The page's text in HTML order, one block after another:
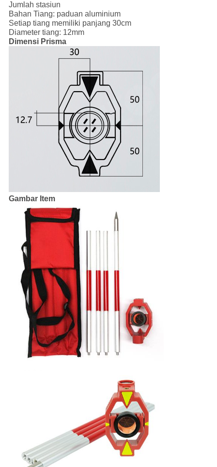
Jumlah stasiun
Bahan Tiang: paduan aluminium
Setiap tiang memiliki panjang 30cm
Diameter tiang: 12mm
Dimensi Prisma
Gambar Item